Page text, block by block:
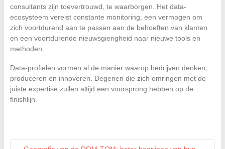
consultants zijn toevertrouwd, te waarborgen. Het data-
ecosysteem vereist constante monitoring, een vermogen om
zich voortdurend aan te passen aan de behoeften van klanten
en een voortdurende nieuwsgierigheid naar nieuwe tools en
methoden.
Data-profielen vormen al de manier waarop bedrijven denken,
produceren en innoveren. Degenen die zich omringen met de
juiste expertise zullen altijd een voorsprong hebben op de
finishlijn.